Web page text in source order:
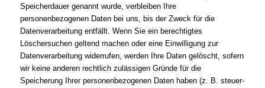
Speicherdauer genannt wurde, verbleiben Ihre
personenbezogenen Daten bei uns, bis der Zweck für die
Datenverarbeitung entfällt. Wenn Sie ein berechtigtes
Löschersuchen geltend machen oder eine Einwilligung zur
Datenverarbeitung widerrufen, werden Ihre Daten gelöscht, sofern
wir keine anderen rechtlich zulässigen Gründe für die
Speicherung Ihrer personenbezogenen Daten haben (z. B. steuer-